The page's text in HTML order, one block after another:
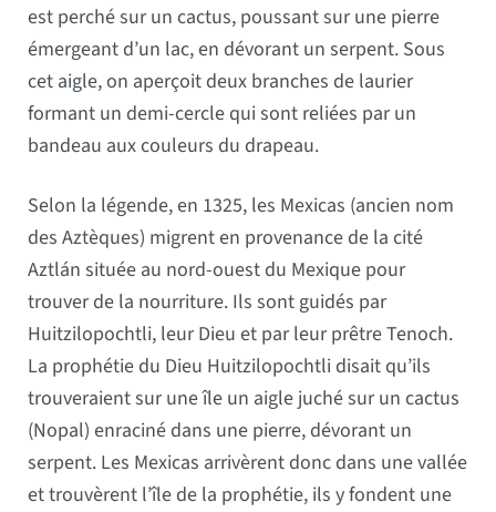
est perché sur un cactus, poussant sur une pierre
émergeant d’un lac, en dévorant un serpent. Sous
cet aigle, on aperçoit deux branches de laurier
formant un demi-cercle qui sont reliées par un
bandeau aux couleurs du drapeau.
Selon la légende, en 1325, les Mexicas (ancien nom
des Aztèques) migrent en provenance de la cité
Aztlán située au nord-ouest du Mexique pour
trouver de la nourriture. Ils sont guidés par
Huitzilopochtli, leur Dieu et par leur prêtre Tenoch.
La prophétie du Dieu Huitzilopochtli disait qu’ils
trouveraient sur une île un aigle juché sur un cactus
(Nopal) enraciné dans une pierre, dévorant un
serpent. Les Mexicas arrivèrent donc dans une vallée
et trouvèrent l’île de la prophétie, ils y fondent une